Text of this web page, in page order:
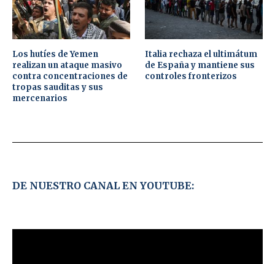
Los hutíes de Yemen
realizan un ataque masivo
contra concentraciones de
tropas sauditas y sus
mercenarios
Italia rechaza el ultimátum
de España y mantiene sus
controles fronterizos
DE NUESTRO CANAL EN YOUTUBE: